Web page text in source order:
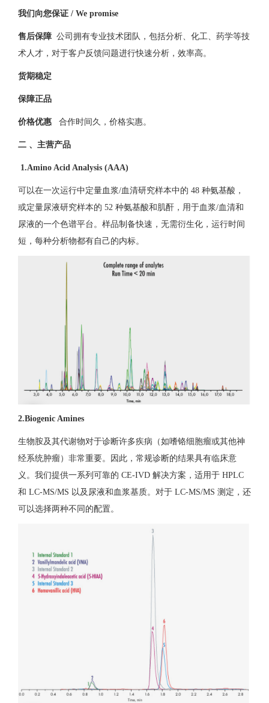
我们向您保证 / We promise
售后保障 公司拥有专业技术团队，包括分析、化工、药学等技
术人才，对于客户反馈问题进行快速分析，效率高。
货期稳定
保障正品
价格优惠 合作时间久，价格实惠。
二 、主营产品
1.Amino Acid Analysis (AAA)
可以在一次运行中定量血浆/血清研究样本中的 48 种氨基酸，
或定量尿液研究样本的 52 种氨基酸和肌酐，用于血浆/血清和
尿液的一个色谱平台。样品制备快速，无需衍生化，运行时间
短，每种分析物都有自己的内标。
2.Biogenic Amines
生物胺及其代谢物对于诊断许多疾病（如嗜铬细胞瘤或其他神
经系统肿瘤）非常重要。因此，常规诊断的结果具有临床意
义。我们提供一系列可靠的 CE-IVD 解决方案，适用于 HPLC
和 LC-MS/MS 以及尿液和血浆基质。对于 LC-MS/MS 测定，还
可以选择两种不同的配置。